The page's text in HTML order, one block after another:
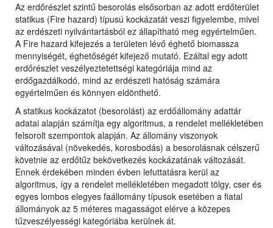
Az erdőrészlet szintű besorolás elsősorban az adott erdőterület
statikus (Fire hazard) típusú kockázatát veszi figyelembe, mivel
az erdészeti nyilvántartásból ez állapítható meg egyértelműen.
A Fire hazard kifejezés a területen lévő éghető biomassza
mennyiségét, éghetőségét kifejező mutató. Ezáltal egy adott
erdőrészlet veszélyeztetettségi kategóriája mind az
erdőgazdálkodó, mind az erdészeti hatóság számára
egyértelműen és könnyen eldönthető.
A statikus kockázatot (besorolást) az erdőállomány adattár
adatai alapján számítja egy algoritmus, a rendelet mellékletében
felsorolt szempontok alapján. Az állomány viszonyok
változásával (növekedés, korosbodás) a besorolásnak célszerű
követnie az erdőtűz bekövetkezés kockázatának változását.
Ennek érdekében minden évben lefuttatásra kerül az
algoritmus, így a rendelet mellékletében megadott tölgy, cser és
egyes lombos elegyes faállomány típusok esetében a fiatal
állományok az 5 méteres magasságot elérve a közepes
tűzveszélyességi kategóriába kerülnek át.